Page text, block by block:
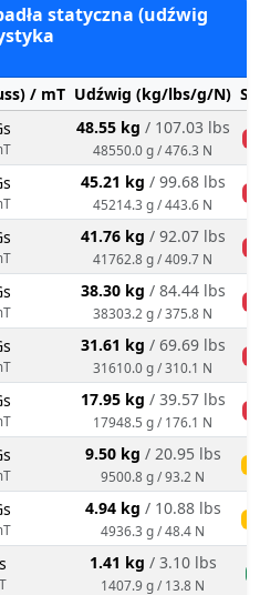
statyczna (udźwig
/ mT Udźwig (kg/lbs/g/N)
48.55 kg / 107.03 lbs
48550.0 g / 476.3 N
45.21 kg / 99.68 lbs
45214.3 g / 443.6 N
41.76 kg / 92.07 lbs
41762.8 g / 409.7 N
38.30 kg / 84.44 lbs
38303.2 g / 375.8 N
31.61 kg / 69.69 lbs
31610.0 g / 310.1 N
17.95 kg / 39.57 lbs
17948.5 g / 176.1 N
9.50 kg / 20.95 lbs
9500.8 g / 93.2 N
4.94 kg / 10.88 lbs
4936.3 g / 48.4 N
1.41 kg / 3.10 lbs
1407.9 g / 13.8 N